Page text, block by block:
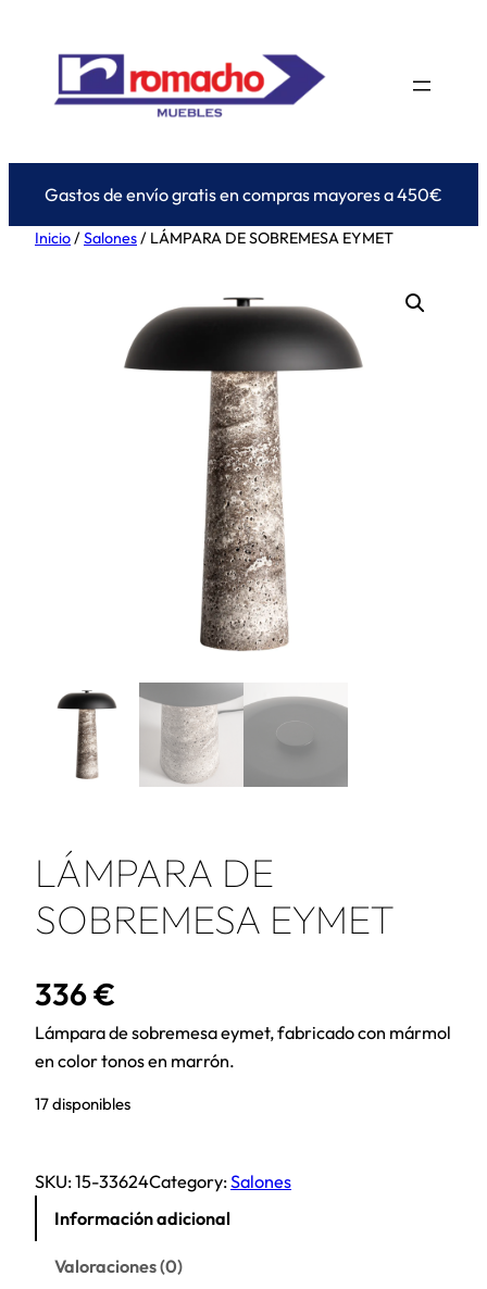
contenido
Gastos de envío gratis en compras mayores a 450€
Inicio/Salones/ LÁMPARA DE SOBREMESA EYMET
LÁMPARA DE
SOBREMESA EYMET
336€
Lámpara de sobremesa eymet, fabricado con mármol
en color tonos en marrón.
17 disponibles
SKU:15-33624Category:Salones
Información adicional
Valoraciones (0)